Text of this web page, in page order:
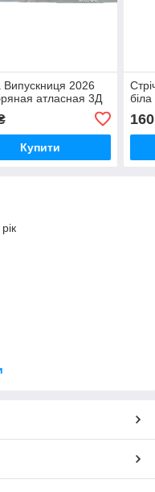
Випускниця 2026
атласная 3Д
Купити
160